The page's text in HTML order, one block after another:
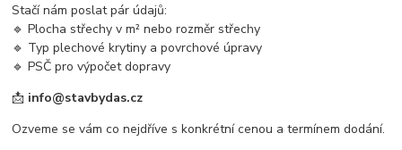
Stačí nám poslat pár údajů:
🔹 Plocha střechy v m² nebo rozměr střechy
🔹 Typ plechové krytiny a povrchové úpravy
🔹 PSČ pro výpočet dopravy
📩 info@stavbydas.cz
Ozveme se vám co nejdříve s konkrétní cenou a termínem dodání.